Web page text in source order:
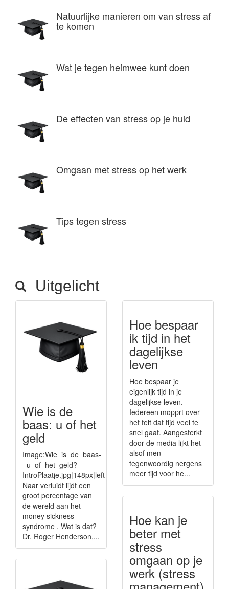
Natuurlijke manieren om van stress af
te komen
Wat je tegen heimwee kunt doen
De effecten van stress op je huid
Omgaan met stress op het werk
Tips tegen stress
Uitgelicht
Wie is de
baas: u of het
geld
Image:Wie_is_de_baas-
_u_of_het_geld?-
IntroPlaatje.jpg|148px|left
Naar verluidt lijdt een
groot percentage van
de wereld aan het
money sickness
syndrome . Wat is dat?
Dr. Roger Henderson,...
Hoe bespaar
ik tijd in het
dagelijkse
leven
Hoe bespaar je
eigenlijk tijd in je
dagelijkse leven.
Iedereen mopprt over
het feit dat tijd veel te
snel gaat. Aangesterkt
door de media lijkt het
alsof men
tegenwoordig nergens
meer tijd voor he...
Hoe kan je
beter met
stress
omgaan op je
werk (stress